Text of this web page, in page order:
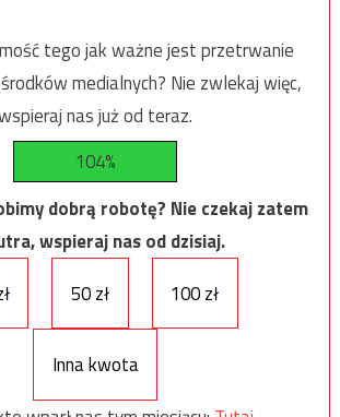
tego jak ważne jest przetrwanie
medialnych? Nie zwlekaj więc,
nas już od teraz.
104%
dobrą robotę? Nie czekaj zatem
wspieraj nas od dzisiaj.
50 zł 100 zł
Inna kwota